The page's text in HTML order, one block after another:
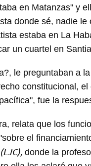
en Matanzas" y
donde sé, nadie le
estaba en La
un cuartel en
le preguntaban a
constitucional, el
fue la
relata que los
el
donde la